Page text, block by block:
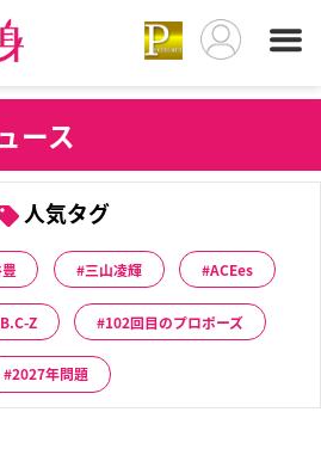
ース
人気タグ
三山凌輝 ACEes
Z 102回目のプロポーズ
2027年問題